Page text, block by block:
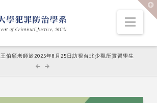
王伯頎老師於2025年8月25日訪視台北少觀所實習學生